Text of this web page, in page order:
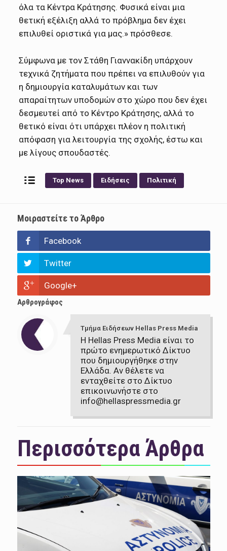
όλα τα Κέντρα Κράτησης. Φυσικά είναι μια
θετική εξέλιξη αλλά το πρόβλημα δεν έχει
επιλυθεί οριστικά για μας.» πρόσθεσε.
Σύμφωνα με τον Στάθη Γιαννακίδη υπάρχουν
τεχνικά ζητήματα που πρέπει να επιλυθούν για
η δημιουργία καταλυμάτων και των
απαραίτητων υποδομών στο χώρο που δεν έχει
δεσμευτεί από το Κέντρο Κράτησης, αλλά το
θετικό είναι ότι υπάρχει πλέον η πολιτική
απόφαση για λειτουργία της σχολής, έστω και
με λίγους σπουδαστές.
Top News Ειδήσεις Πολιτική
Μοιραστείτε το Άρθρο
Facebook
Twitter
Google+
Αρθρογράφος
Τμήμα Ειδήσεων Hellas Press Media
Η Hellas Press Media είναι το
πρώτο ενημερωτικό Δίκτυο
που δημιουργήθηκε στην
Ελλάδα. Αν θέλετε να
ενταχθείτε στο Δίκτυο
επικοινωνήστε στο
info@hellaspressmedia.gr
Περισσότερα Άρθρα